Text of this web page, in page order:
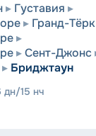
Густавия
Гранд-Тёрк
Сент-Джонс
Бриджтаун
дн/15 нч